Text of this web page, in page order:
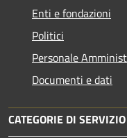
Enti e fondazioni
Politici
Personale
Documenti e dati
CATEGORIE DI SERVIZIO